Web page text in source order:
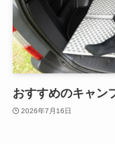
おすすめのキャン
2026年7月16日